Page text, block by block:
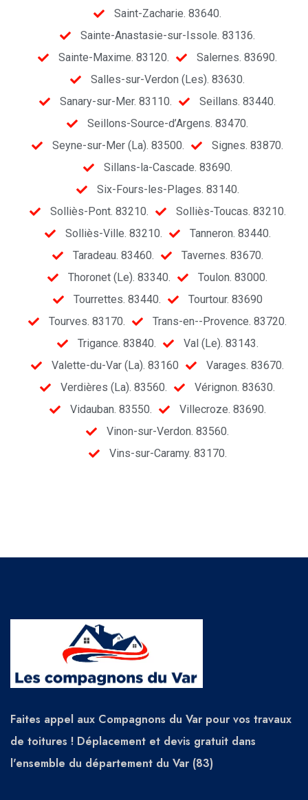
Saint-Zacharie. 83640.
Sainte-Anastasie-sur-Issole. 83136.
Sainte-Maxime. 83120.
Salernes. 83690.
Salles-sur-Verdon (Les). 83630.
Sanary-sur-Mer. 83110.
Seillans. 83440.
Seillons-Source-d’Argens. 83470.
Seyne-sur-Mer (La). 83500.
Signes. 83870.
Sillans-la-Cascade. 83690.
Six-Fours-les-Plages. 83140.
Solliès-Pont. 83210.
Solliès-Toucas. 83210.
Solliès-Ville. 83210.
Tanneron. 83440.
Taradeau. 83460.
Tavernes. 83670.
Thoronet (Le). 83340.
Toulon. 83000.
Tourrettes. 83440.
Tourtour. 83690
Tourves. 83170.
Trans-en--Provence. 83720.
Trigance. 83840.
Val (Le). 83143.
Valette-du-Var (La). 83160
Varages. 83670.
Verdières (La). 83560.
Vérignon. 83630.
Vidauban. 83550.
Villecroze. 83690.
Vinon-sur-Verdon. 83560.
Vins-sur-Caramy. 83170.
Faites appel aux Compagnons du Var pour vos travaux
de toitures ! Déplacement et devis gratuit dans
l'ensemble du département du Var (83)